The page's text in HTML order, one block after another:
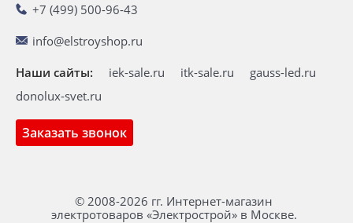
+7 (499) 500-96-43
info@elstroyshop.ru
Заказать звонок
Наши сайты: iek-sale.ru itk-sale.ru
gauss-led.ru
donolux-svet.ru
© 2008-2026 гг. Интернет-магазин
электротоваров «Электрострой» в Москве.